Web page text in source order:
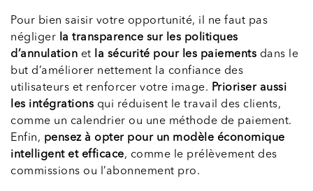
Pour bien saisir votre opportunité, il ne faut pas
négliger
la transparence sur les politiques
d’annulation et la sécurité pour les paiements dans le
but d’améliorer nettement la confiance des
utilisateurs et renforcer votre image. Prioriser aussi
les intégrations qui réduisent le travail des clients,
comme un calendrier ou une méthode de paiement.
Enfin, pensez à opter pour un modèle économique
intelligent et efficace, comme le prélèvement des
commissions ou l’abonnement pro.